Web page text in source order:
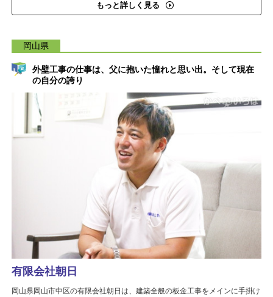
もっと詳しく見る
岡山県
外壁工事の仕事は、父に抱いた憧れと思い出。そして現在
の自分の誇り
有限会社朝日
岡山県岡山市中区の有限会社朝日は、建築全般の板金工事をメインに手掛け